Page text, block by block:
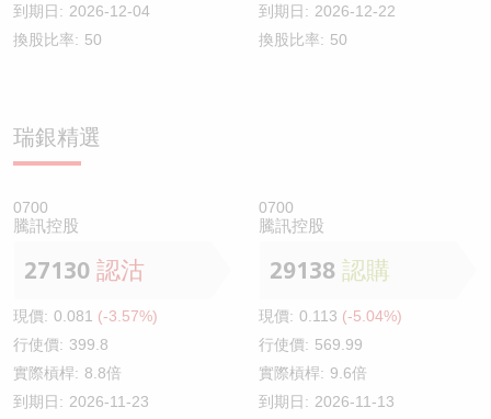
到期日: 2026-12-04
換股比率: 50
到期日: 2026-12-22
換股比率: 50
瑞銀精選
0700
騰訊控股
27130 認沽
現價: 0.081 (-3.57%)
行使價: 399.8
實際槓桿: 8.8倍
到期日: 2026-11-23
0700
騰訊控股
29138 認購
現價: 0.113 (-5.04%)
行使價: 569.99
實際槓桿: 9.6倍
到期日: 2026-11-13